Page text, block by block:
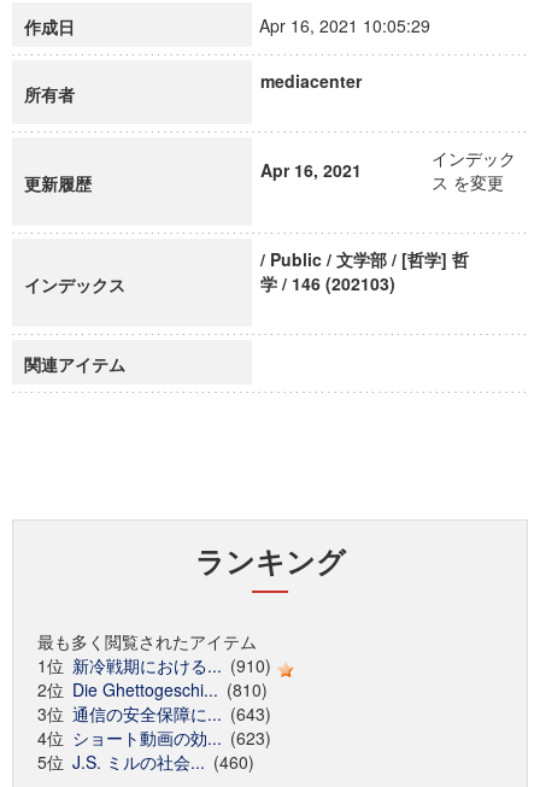
作成日 Apr 16, 2021 10:05:29
所有者
mediacenter
更新履歴
Apr 16, 2021
インデック
ス を変更
インデックス
/ Public / 文学部 / [哲学] 哲
学 / 146 (202103)
関連アイテム
ランキング
最も多く閲覧されたアイテム
1位 新冷戦期における... (910)
2位 Die Ghettogeschi... (810)
3位 通信の安全保障に... (643)
4位 ショート動画の効... (623)
5位 J.S. ミルの社会... (460)